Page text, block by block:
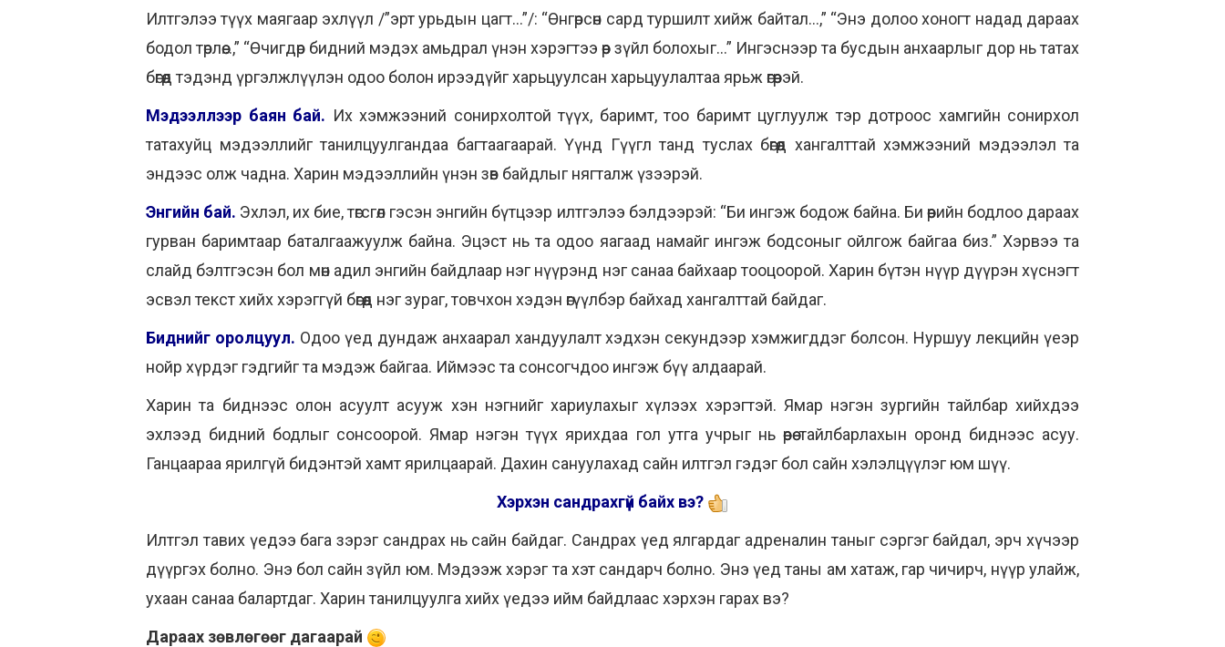
Илтгэлээ түүх маягаар эхлүүл /”эрт урьдын цагт...”/: “Өнгөрсөн сард туршилт хийж байтал...,” “Энэ долоо хоногт надад дараах
бодол төрлөө...,” “Өчигдөр бидний мэдэх амьдрал үнэн хэрэгтээ өөр зүйл болохыг...” Ингэснээр та бусдын анхаарлыг дор нь татах
бөгөөд тэдэнд үргэлжлүүлэн одоо болон ирээдүйг харьцуулсан харьцуулалтаа ярьж өгөөрэй.
Мэдээллээр баян бай. Их хэмжээний сонирхолтой түүх, баримт, тоо баримт цуглуулж тэр дотроос хамгийн сонирхол
татахуйц мэдээллийг танилцуулгандаа багтаагаарай. Үүнд Гүүгл танд туслах бөгөөд хангалттай хэмжээний мэдээлэл та
эндээс олж чадна. Харин мэдээллийн үнэн зөв байдлыг нягталж үзээрэй.
Энгийн бай. Эхлэл, их бие, төгсгөл гэсэн энгийн бүтцээр илтгэлээ бэлдээрэй: “Би ингэж бодож байна. Би өөрийн бодлоо дараах
гурван баримтаар баталгаажуулж байна. Эцэст нь та одоо яагаад намайг ингэж бодсоныг ойлгож байгаа биз.” Хэрвээ та
слайд бэлтгэсэн бол мөн адил энгийн байдлаар нэг нүүрэнд нэг санаа байхаар тооцоорой. Харин бүтэн нүүр дүүрэн хүснэгт
эсвэл текст хийх хэрэггүй бөгөөд нэг зураг, товчхон хэдэн өгүүлбэр байхад хангалттай байдаг.
Биднийг оролцуул. Одоо үед дундаж анхаарал хандуулалт хэдхэн секундээр хэмжигддэг болсон. Нуршуу лекцийн үеэр
нойр хүрдэг гэдгийг та мэдэж байгаа. Иймээс та сонсогчдоо ингэж бүү алдаарай.
Харин та биднээс олон асуулт асууж хэн нэгнийг хариулахыг хүлээх хэрэгтэй. Ямар нэгэн зургийн тайлбар хийхдээ
эхлээд бидний бодлыг сонсоорой. Ямар нэгэн түүх ярихдаа гол утга учрыг нь өөрөө тайлбарлахын оронд биднээс асуу.
Ганцаараа ярилгүй бидэнтэй хамт ярилцаарай. Дахин сануулахад сайн илтгэл гэдэг бол сайн хэлэлцүүлэг юм шүү.
Хэрхэн сандрахгүй байх вэ?
Илтгэл тавих үедээ бага зэрэг сандрах нь сайн байдаг. Сандрах үед ялгардаг адреналин таныг сэргэг байдал, эрч хүчээр
дүүргэх болно. Энэ бол сайн зүйл юм. Мэдээж хэрэг та хэт сандарч болно. Энэ үед таны ам хатаж, гар чичирч, нүүр улайж,
ухаан санаа балартдаг. Харин танилцуулга хийх үедээ ийм байдлаас хэрхэн гарах вэ?
Дараах зөвлөгөөг дагаарай